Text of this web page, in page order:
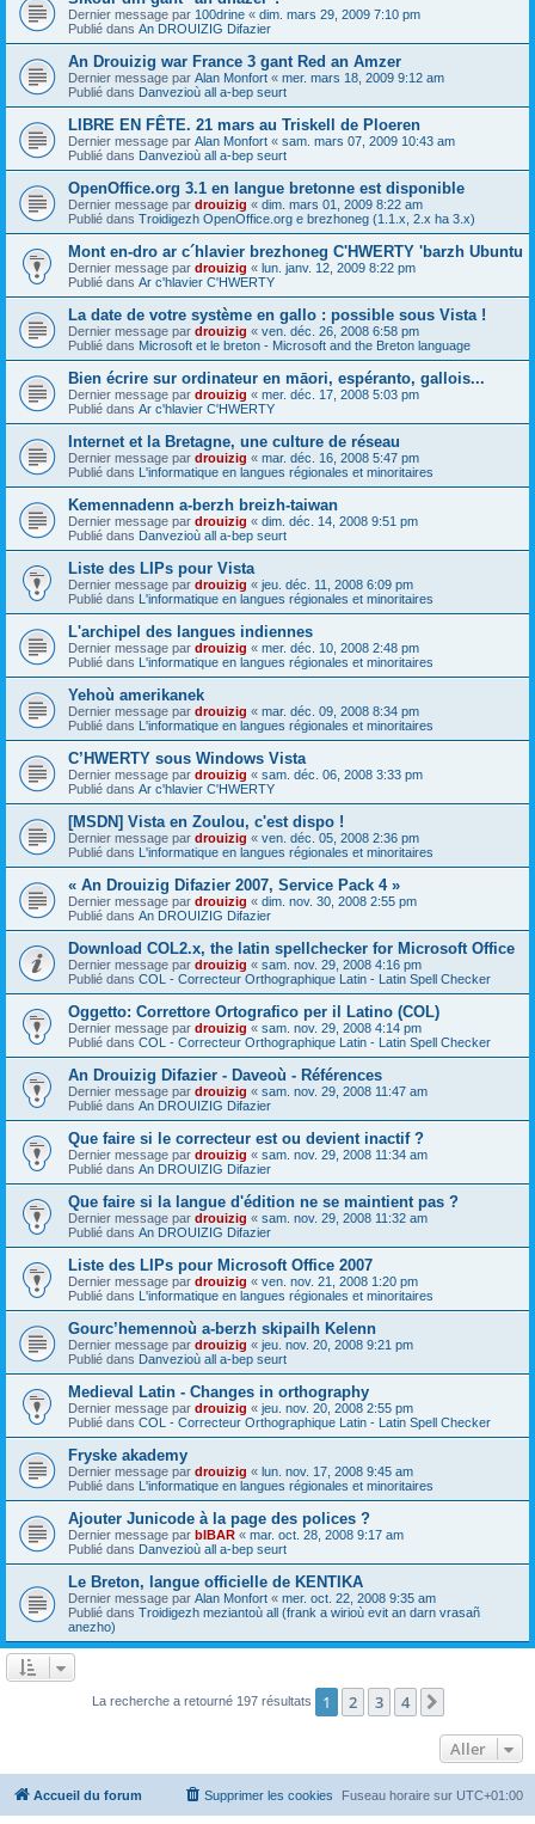
Dernier message par 100drine « dim. mars 29, 2009 7:10 pm
Publié dans An DROUIZIG Difazier
An Drouizig war France 3 gant Red an Amzer
Dernier message par Alan Monfort « mer. mars 18, 2009 9:12 am
Publié dans Danvezioù all a-bep seurt
LIBRE EN FÊTE. 21 mars au Triskell de Ploeren
Dernier message par Alan Monfort « sam. mars 07, 2009 10:43 am
Publié dans Danvezioù all a-bep seurt
OpenOffice.org 3.1 en langue bretonne est disponible
Dernier message par drouizig « dim. mars 01, 2009 8:22 am
Publié dans Troidigezh OpenOffice.org e brezhoneg (1.1.x, 2.x ha 3.x)
Mont en-dro ar c´hlavier brezhoneg C'HWERTY 'barzh Ubuntu
Dernier message par drouizig « lun. janv. 12, 2009 8:22 pm
Publié dans Ar c'hlavier C'HWERTY
La date de votre système en gallo : possible sous Vista !
Dernier message par drouizig « ven. déc. 26, 2008 6:58 pm
Publié dans Microsoft et le breton - Microsoft and the Breton language
Bien écrire sur ordinateur en māori, espéranto, gallois...
Dernier message par drouizig « mer. déc. 17, 2008 5:03 pm
Publié dans Ar c'hlavier C'HWERTY
Internet et la Bretagne, une culture de réseau
Dernier message par drouizig « mar. déc. 16, 2008 5:47 pm
Publié dans L'informatique en langues régionales et minoritaires
Kemennadenn a-berzh breizh-taiwan
Dernier message par drouizig « dim. déc. 14, 2008 9:51 pm
Publié dans Danvezioù all a-bep seurt
Liste des LIPs pour Vista
Dernier message par drouizig « jeu. déc. 11, 2008 6:09 pm
Publié dans L'informatique en langues régionales et minoritaires
L'archipel des langues indiennes
Dernier message par drouizig « mer. déc. 10, 2008 2:48 pm
Publié dans L'informatique en langues régionales et minoritaires
Yehoù amerikanek
Dernier message par drouizig « mar. déc. 09, 2008 8:34 pm
Publié dans L'informatique en langues régionales et minoritaires
C’HWERTY sous Windows Vista
Dernier message par drouizig « sam. déc. 06, 2008 3:33 pm
Publié dans Ar c'hlavier C'HWERTY
[MSDN] Vista en Zoulou, c'est dispo !
Dernier message par drouizig « ven. déc. 05, 2008 2:36 pm
Publié dans L'informatique en langues régionales et minoritaires
« An Drouizig Difazier 2007, Service Pack 4 »
Dernier message par drouizig « dim. nov. 30, 2008 2:55 pm
Publié dans An DROUIZIG Difazier
Download COL2.x, the latin spellchecker for Microsoft Office
Dernier message par drouizig « sam. nov. 29, 2008 4:16 pm
Publié dans COL - Correcteur Orthographique Latin - Latin Spell Checker
Oggetto: Correttore Ortografico per il Latino (COL)
Dernier message par drouizig « sam. nov. 29, 2008 4:14 pm
Publié dans COL - Correcteur Orthographique Latin - Latin Spell Checker
An Drouizig Difazier - Daveoù - Références
Dernier message par drouizig « sam. nov. 29, 2008 11:47 am
Publié dans An DROUIZIG Difazier
Que faire si le correcteur est ou devient inactif ?
Dernier message par drouizig « sam. nov. 29, 2008 11:34 am
Publié dans An DROUIZIG Difazier
Que faire si la langue d'édition ne se maintient pas ?
Dernier message par drouizig « sam. nov. 29, 2008 11:32 am
Publié dans An DROUIZIG Difazier
Liste des LIPs pour Microsoft Office 2007
Dernier message par drouizig « ven. nov. 21, 2008 1:20 pm
Publié dans L'informatique en langues régionales et minoritaires
Gourc’hemennoù a-berzh skipailh Kelenn
Dernier message par drouizig « jeu. nov. 20, 2008 9:21 pm
Publié dans Danvezioù all a-bep seurt
Medieval Latin - Changes in orthography
Dernier message par drouizig « jeu. nov. 20, 2008 2:55 pm
Publié dans COL - Correcteur Orthographique Latin - Latin Spell Checker
Fryske akademy
Dernier message par drouizig « lun. nov. 17, 2008 9:45 am
Publié dans L'informatique en langues régionales et minoritaires
Ajouter Junicode à la page des polices ?
Dernier message par bIBAR « mar. oct. 28, 2008 9:17 am
Publié dans Danvezioù all a-bep seurt
Le Breton, langue officielle de KENTIKA
Dernier message par Alan Monfort « mer. oct. 22, 2008 9:35 am
Publié dans Troidigezh meziantoù all (frank a wirioù evit an darn vrasañ
anezho)
La recherche a retourné 197 résultats 1 2 3 4
Aller
Accueil du forum Fuseau horaire sur UTC+01:00
Supprimer les cookies